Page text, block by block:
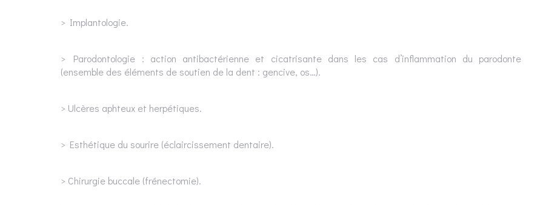
> Implantologie.
> Parodontologie : action antibactérienne et cicatrisante dans les cas d’inflammation du parodonte
(ensemble des éléments de soutien de la dent : gencive, os…).
> Ulcères aphteux et herpétiques.
> Esthétique du sourire (éclaircissement dentaire).
> Chirurgie buccale (frénectomie).